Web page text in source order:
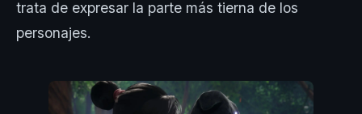
trata de expresar la parte más tierna de los
personajes.